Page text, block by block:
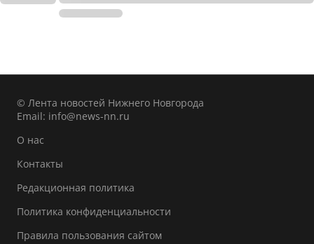
© Лента новостей Нижнего Новгорода
Email: info@news-nn.ru
О нас
Контакты
Редакционная политика
Политика конфиденциальности
Правила пользования сайтом